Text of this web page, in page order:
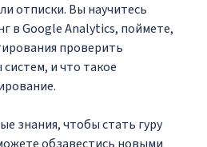
отписки. Вы научитесь
в Google Analytics, поймете,
проверить
и что такое
знания, чтобы стать гуру